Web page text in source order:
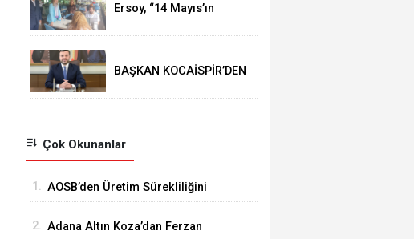
Ersoy, “14 Mayıs’ın
BAŞKAN KOCAİSPİR’DEN
MESAJI
Çok Okunanlar
1. ⁠AOSB’den Üretim Sürekliliğini
2. Adana Altın Koza’dan Ferzan